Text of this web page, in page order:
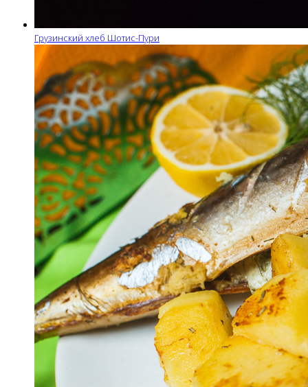
Грузинский хлеб Шотис-Пури